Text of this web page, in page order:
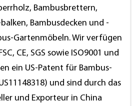
Bambusbrettern,
Bambusdecken und -
Gartenmöbeln. Wir verfügen
CE, SGS sowie ISO9001 und
ein US-Patent für Bambus-
und sind durch das
und Exporteur in China